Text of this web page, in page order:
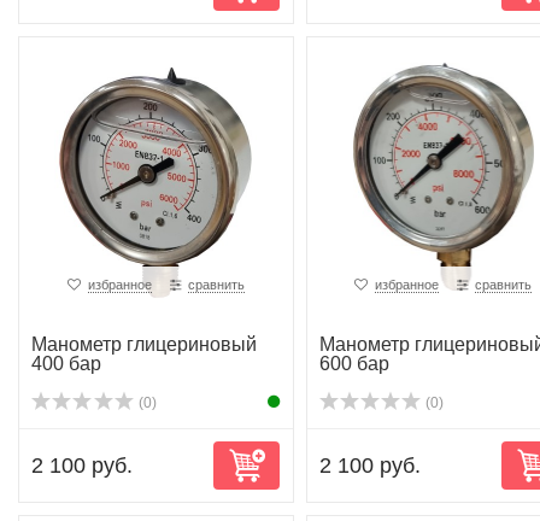
избранное сравнить
Манометр глицериновый
400 бар
(0)
2 100 руб.
избранное сравнить
Манометр
600 бар
(0)
2 100 руб.